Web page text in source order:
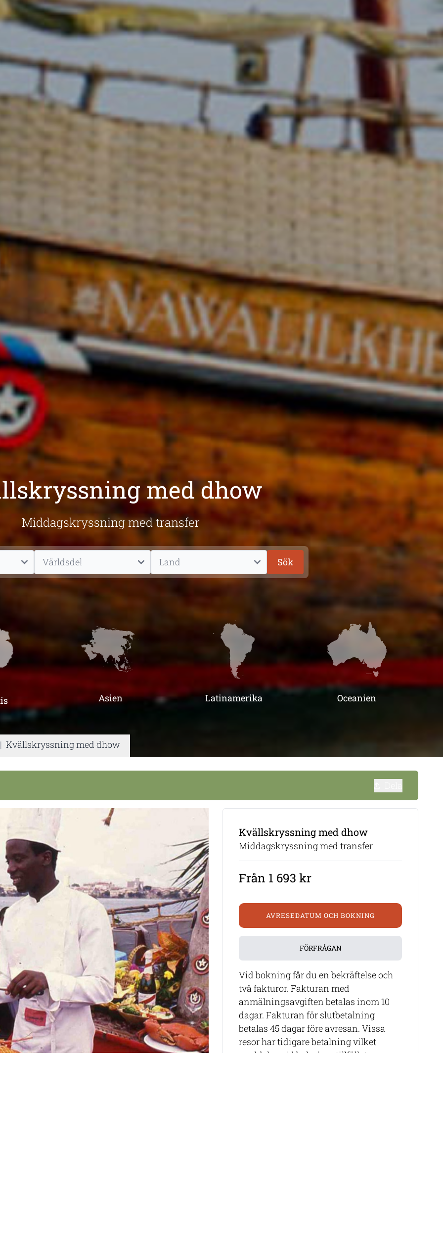
med dhow
Middagskryssning med transfer
Sök
Asien Latinamerika Oceanien
| Kvällskryssning med dhow
Kvällskryssning med dhow
Middagskryssning med transfer
Från 1 693 kr
AVRESEDATUM OCH BOKNING
FÖRFRÅGAN
Vid bokning får du en bekräftelse och
två fakturor. Fakturan med
anmälningsavgiften betalas inom 10
dagar. Fakturan för slutbetalning
betalas 45 dagar före avresan. Vissa
resor har tidigare betalning vilket
meddelas vid bokningstillfället.